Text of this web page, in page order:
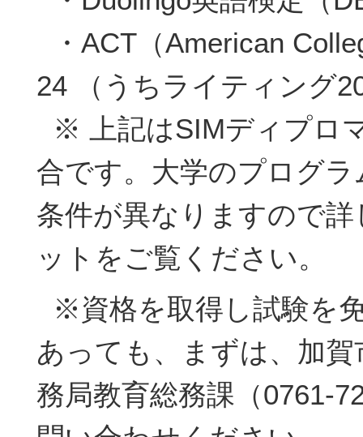
・ACT（American
24 （うちライティング
※ 上記はSIMディプロ
合です。大学のプログ
条件が異なりますので
ットをご覧ください。
※資格を取得し試験を
あっても、まずは、加
務局教育総務課（0761-